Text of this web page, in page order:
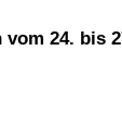
24. bis